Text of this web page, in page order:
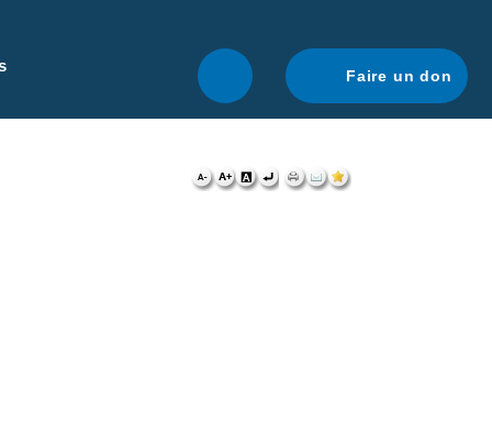
navigation optimale.
Faire un don